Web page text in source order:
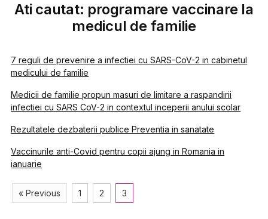
Ati cautat: programare vaccinare la
medicul de familie
7 reguli de prevenire a infectiei cu SARS-CoV-2 in cabinetul
medicului de familie
Medicii de familie propun masuri de limitare a raspandirii
infectiei cu SARS CoV-2 in contextul inceperii anului scolar
Rezultatele dezbaterii publice Preventia in sanatate
Vaccinurile anti-Covid pentru copii ajung in Romania in
ianuarie
« Previous 1 2 3